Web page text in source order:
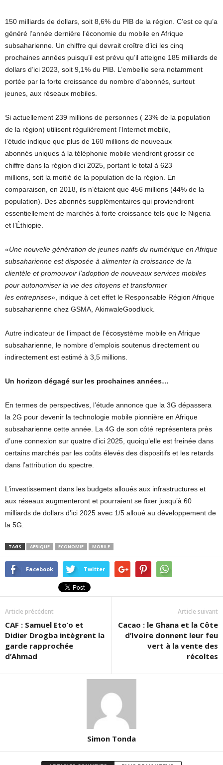
150 milliards de dollars, soit 8,6% du PIB de la région. C’est ce qu’a
généré l’année dernière l’économie du mobile en Afrique
subsaharienne. Un chiffre qui devrait croître d’ici les cinq
prochaines années puisqu’il est prévu qu’il atteigne 185 milliards de
dollars d’ici 2023, soit 9,1% du PIB. L’embellie sera notamment
portée par la forte croissance du nombre d’abonnés, surtout
jeunes, aux réseaux mobiles.
Si actuellement 239 millions de personnes ( 23% de la population
de la région) utilisent régulièrement l’Internet mobile,
l’étude indique que plus de 160 millions de nouveaux
abonnés uniques à la téléphonie mobile viendront grossir ce
chiffre dans la région d’ici 2025, portant le total à 623
millions, soit la moitié de la population de la région. En
comparaison, en 2018, ils n’étaient que 456 millions (44% de la
population). Des abonnés supplémentaires qui proviendront
essentiellement de marchés à forte croissance tels que le Nigeria
et l’Éthiopie.
«Une nouvelle génération de jeunes natifs du numérique en Afrique
subsaharienne est disposée à alimenter la croissance de la
clientèle et promouvoir l’adoption de nouveaux services mobiles
pour autonomiser la vie des citoyens et transformer
les entreprises», indique à cet effet le Responsable Région Afrique
subsaharienne chez GSMA, AkinwaleGoodluck.
Autre indicateur de l’impact de l’écosystème mobile en Afrique
subsaharienne, le nombre d’emplois soutenus directement ou
indirectement est estimé à 3,5 millions.
Un horizon dégagé sur les prochaines années…
En termes de perspectives, l’étude annonce que la 3G dépassera
la 2G pour devenir la technologie mobile pionnière en Afrique
subsaharienne cette année. La 4G de son côté représentera près
d’une connexion sur quatre d’ici 2025, quoiqu’elle est freinée dans
certains marchés par les coûts élevés des dispositifs et les retards
dans l’attribution du spectre.
L’investissement dans les budgets alloués aux infrastructures et
aux réseaux augmenteront et pourraient se fixer jusqu’à 60
milliards de dollars d’ici 2025 avec 1/5 alloué au développement de
la 5G.
TAGS AFRIQUE ECONOMIE MOBILE
Facebook Twitter
Article précédent
CAF : Samuel Eto’o et
Didier Drogba intègrent la
garde rapprochée
d’Ahmad
Article suivant
Cacao : le Ghana et la Côte
d’Ivoire donnent leur feu
vert à la vente des
récoltes
Simon Tonda